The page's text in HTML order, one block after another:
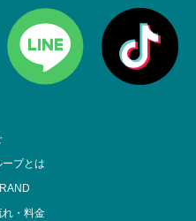
プとは
れ・料金